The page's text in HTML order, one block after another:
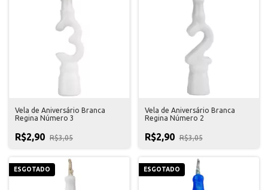
Vela de Aniversário Branca
Regina Número 3
R$2,90 R$3,05
Vela de Aniversário Branca
Regina Número 2
R$2,90 R$3,05
ESGOTADO ESGOTADO